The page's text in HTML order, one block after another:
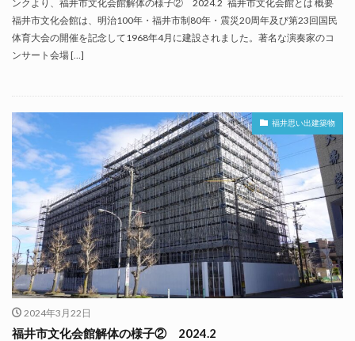
ンクより、福井市文化会館解体の様子② 2024.2 福井市文化会館とは 概要
福井市文化会館は、明治100年・福井市制80年・震災20周年及び第23回国民
体育大会の開催を記念して1968年4月に建設されました。著名な演奏家のコ
ンサート会場 […]
福井思い出建築物
2024年3月22日
福井市文化会館解体の様子② 2024.2